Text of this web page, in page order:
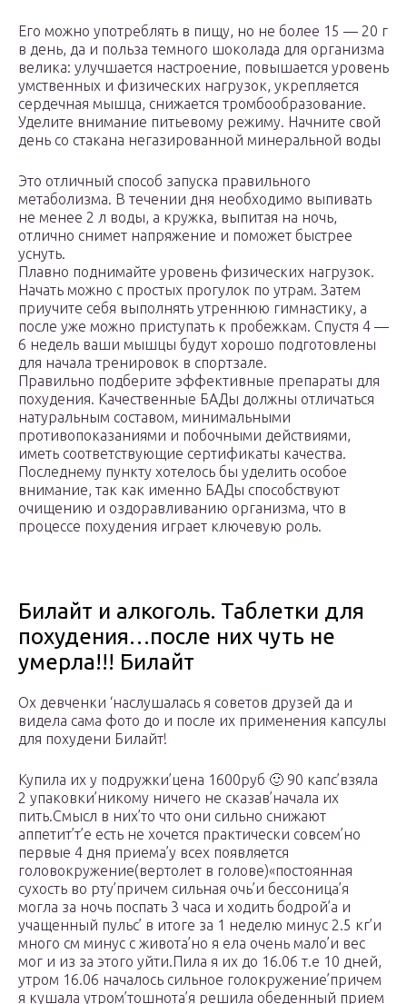
Его можно употреблять в пищу, но не более 15 — 20 г
в день, да и польза темного шоколада для организма
велика: улучшается настроение, повышается уровень
умственных и физических нагрузок, укрепляется
сердечная мышца, снижается тромбообразование.
Уделите внимание питьевому режиму. Начните свой
день со стакана негазированной минеральной воды
Это отличный способ запуска правильного
метаболизма. В течении дня необходимо выпивать
не менее 2 л воды, а кружка, выпитая на ночь,
отлично снимет напряжение и поможет быстрее
уснуть.
Плавно поднимайте уровень физических нагрузок.
Начать можно с простых прогулок по утрам. Затем
приучите себя выполнять утреннюю гимнастику, а
после уже можно приступать к пробежкам. Спустя 4 —
6 недель ваши мышцы будут хорошо подготовлены
для начала тренировок в спортзале.
Правильно подберите эффективные препараты для
похудения. Качественные БАДы должны отличаться
натуральным составом, минимальными
противопоказаниями и побочными действиями,
иметь соответствующие сертификаты качества.
Последнему пункту хотелось бы уделить особое
внимание, так как именно БАДы способствуют
очищению и оздоравливанию организма, что в
процессе похудения играет ключевую роль.
Билайт и алкоголь. Таблетки для
похудения…после них чуть не
умерла!!! Билайт
Ох девченки ‘наслушалась я советов друзей да и
видела сама фото до и после их применения капсулы
для похудени Билайт!
Купила их у подружки’цена 1600руб 🙂 90 капс’взяла
2 упаковки’никому ничего не сказав’начала их
пить.Смысл в них’то что они сильно снижают
аппетит’т’е есть не хочется практически совсем’но
первые 4 дня приема’у всех появляется
головокружение(вертолет в голове)«постоянная
сухость во рту’причем сильная очь’и бессоница’я
могла за ночь поспать 3 часа и ходить бодрой’а и
учащенный пульс’ в итоге за 1 неделю минус 2.5 кг’и
много см минус с живота’но я ела очень мало’и вес
мог и из за этого уйти.Пила я их до 16.06 т.е 10 дней,
утром 16.06 началось сильное голокружение’причем
я кушала утром’тошнота’я решила обеденный прием